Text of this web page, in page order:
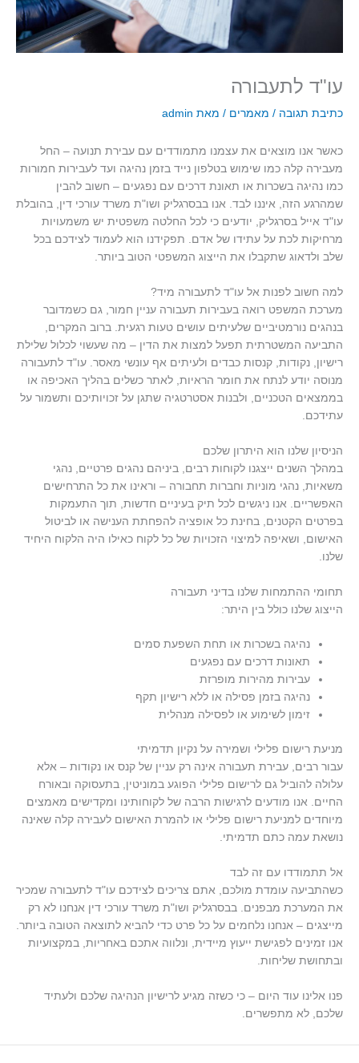
עו"ד לתעבורה
כתיבת תגובה / מאמרים / מאת admin
כאשר אנו מוצאים את עצמנו מתמודדים עם עבירת תנועה – החל
מעבירה קלה כמו שימוש בטלפון נייד בזמן נהיגה ועד לעבירות חמורות
כמו נהיגה בשכרות או תאונת דרכים עם נפגעים – חשוב להבין
שמהרגע הזה, איננו לבד. אנו בבסרגליק ושו"ת משרד עורכי דין, בהובלת
עו"ד אייל בסרגליק, יודעים כי לכל החלטה משפטית יש משמעויות
מרחיקות לכת על עתידו של אדם. תפקידנו הוא לעמוד לצידכם בכל
שלב ולדאוג שתקבלו את הייצוג המשפטי הטוב ביותר
למה חשוב לפנות אל עו"ד לתעבורה מיד?
מערכת המשפט רואה בעבירות תעבורה עניין חמור, גם כשמדובר
בנהגים נורמטיביים שלעיתים עושים טעות רגעית. ברוב המקרים,
התביעה המשטרתית תפעל למצות את הדין – מה שעשוי לכלול שלילת
רישיון, נקודות, קנסות כבדים ולעיתים אף עונשי מאסר. עו"ד לתעבורה
מנוסה יודע לנתח את חומר הראיות, לאתר כשלים בהליך האכיפה או
בממצאים הטכניים, ולבנות אסטרטגיה שתגן על זכויותיכם ותשמור על
עתידכם
הניסיון שלנו הוא היתרון שלכם
במהלך השנים ייצגנו לקוחות רבים, ביניהם נהגים פרטיים, נהגי
משאיות, נהגי מוניות וחברות תחבורה – וראינו את כל התרחישים
האפשריים. אנו ניגשים לכל תיק בעיניים חדשות, תוך התעמקות
בפרטים הקטנים, בחינת כל אופציה להפחתת הענישה או לביטול
האישום, ושאיפה למיצוי הזכויות של כל לקוח כאילו היה הלקוח היחיד
שלנו
תחומי ההתמחות שלנו בדיני תעבורה
הייצוג שלנו כולל בין היתר:
נהיגה בשכרות או תחת השפעת סמים
תאונות דרכים עם נפגעים
עבירות מהירות מופרזת
נהיגה בזמן פסילה או ללא רישיון תקף
זימון לשימוע או לפסילה מנהלית
מניעת רישום פלילי ושמירה על נקיון תדמיתי
עבור רבים, עבירת תעבורה אינה רק עניין של קנס או נקודות – אלא
עלולה להוביל גם לרישום פלילי הפוגע במוניטין, בתעסוקה ובאורח
החיים. אנו מודעים לרגישות הרבה של לקוחותינו ומקדישים מאמצים
מיוחדים למניעת רישום פלילי או להמרת האישום לעבירה קלה שאינה
נושאת עמה כתם תדמיתי.
אל תתמודדו עם זה לבד
כשהתביעה עומדת מולכם, אתם צריכים לצידכם עו"ד לתעבורה שמכיר
את המערכת מבפנים. בבסרגליק ושו"ת משרד עורכי דין אנחנו לא רק
מייצגים – אנחנו נלחמים על כל פרט כדי להביא לתוצאה הטובה ביותר.
אנו זמינים לפגישת ייעוץ מיידית, ונלווה אתכם באחריות, במקצועיות
ובתחושת שליחות
פנו אלינו עוד היום – כי כשזה מגיע לרישיון הנהיגה שלכם ולעתיד
שלכם, לא מתפשרים